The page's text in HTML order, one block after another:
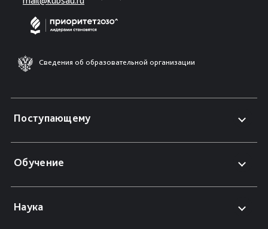
Сведения об образовательной организации
Поступающему
Обучение
Наука